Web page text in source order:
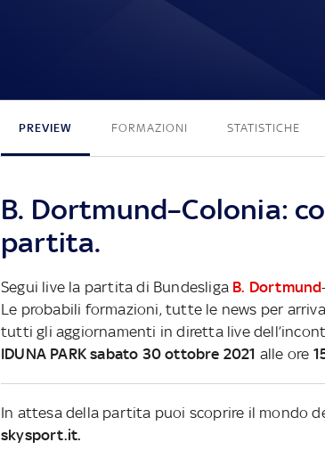
PREVIEW FORMAZIONI STATISTICHE
B. Dortmund–Colonia:
partita.
Segui live la partita di Bundesliga B. Dortmund
Le probabili formazioni, tutte le news per
tutti gli aggiornamenti in diretta live
IDUNA PARK sabato 30 ottobre 2021 alle ore
In attesa della partita puoi scoprire il mondo
skysport.it.